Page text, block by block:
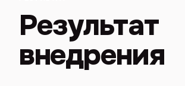
Результат
внедрения